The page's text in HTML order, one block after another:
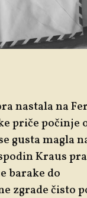
nastala na
priče počinje
gusta magla
Kraus
barake do
zgrade čisto